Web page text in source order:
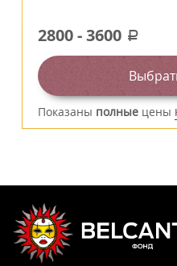
2800-3600 a
Показаны полные цены